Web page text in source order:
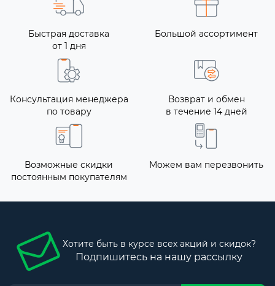
Быстрая доставка
от 1 дня
Большой ассортимент
Консультация менеджера
по товару
Возврат и обмен
в течение 14 дней
Возможные скидки
постоянным покупателям
Можем вам перезвонить
Хотите быть в курсе всех акций и скидок?
Подпишитесь на нашу рассылку